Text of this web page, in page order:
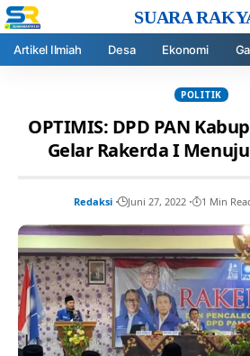
SUARA
Artikel Ilmiah Desa Ekonomi
POLITIK
OPTIMIS: DPD PAN
Gelar Rakerda I
Redaksi Juni 27, 2022 1 Min